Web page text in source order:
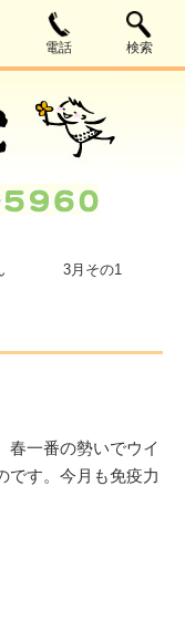
電話 検索
ん 3月その1
春一番の勢いでウイ
です。今月も免疫力